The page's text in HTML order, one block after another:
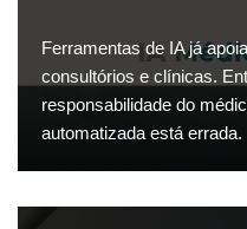
Ferramentas de IA já
consultórios e clínicas.
responsabilidade do
automatizada está errada.